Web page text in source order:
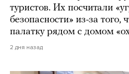
туристов. Их посчитали
безопасности» из-за того,
палатку рядом с домом
2 дня назад